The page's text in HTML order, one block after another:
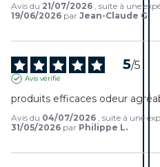
Avis du 21/07/2026 , suite à une
19/06/2026 parJean-Claude G.
5/5
Avis vérifié
produits efficaces odeur
Avis du 04/07/2026 , suite à une
31/05/2026 par Philippe L.